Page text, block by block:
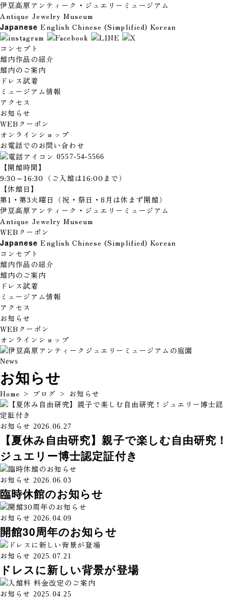
伊豆高原アンティーク・ジュエリーミュージアム
Antique Jewelry Museum
Japanese English Chinese (Simplified) Korean
コンセプト
館内作品の紹介
館内のご案内
ドレス試着
ミュージアム情報
アクセス
お知らせ
WEBクーポン
オンラインショップ
お電話でのお問い合わせ
0557-54-5566
【開館時間】
9:30～16:30（ご入館は16:00まで）
【休館日】
第1・第3火曜日（祝・祭日・8月は休まず開館）
伊豆高原アンティーク・ジュエリーミュージアム
Antique Jewelry Museum
WEBクーポン
Japanese English Chinese (Simplified) Korean
コンセプト
館内作品の紹介
館内のご案内
ドレス試着
ミュージアム情報
アクセス
お知らせ
WEBクーポン
オンラインショップ
News
お知らせ
Home > ブログ > お知らせ
お知らせ2026.06.27
【夏休み自由研究】親子で楽しむ自由研究！
ジュエリー博士認定証付き
お知らせ2026.06.03
臨時休館のお知らせ
お知らせ2026.04.09
開館30周年のお知らせ
お知らせ2025.07.21
ドレスに新しい背景が登場
お知らせ2025.04.25